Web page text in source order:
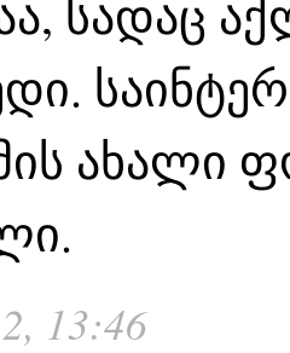
სადაც
ახალი
13:46